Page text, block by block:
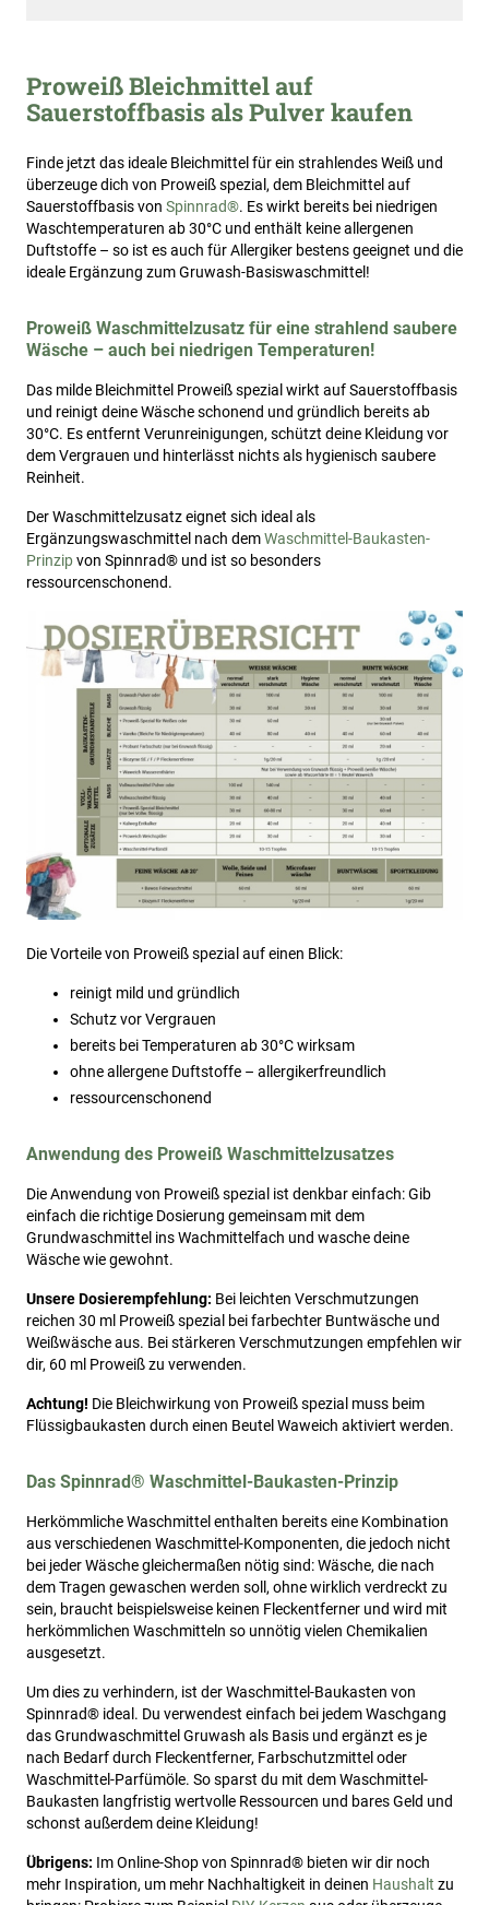
Proweiß Bleichmittel auf
Sauerstoffbasis als Pulver kaufen
Finde jetzt das ideale Bleichmittel für ein strahlendes Weiß und
überzeuge dich von Proweiß spezial, dem Bleichmittel auf
Sauerstoffbasis von Spinnrad®. Es wirkt bereits bei niedrigen
Waschtemperaturen ab 30°C und enthält keine allergenen
Duftstoffe – so ist es auch für Allergiker bestens geeignet und die
ideale Ergänzung zum Gruwash-Basiswaschmittel!
Proweiß Waschmittelzusatz für eine strahlend saubere
Wäsche – auch bei niedrigen Temperaturen!
Das milde Bleichmittel Proweiß spezial wirkt auf Sauerstoffbasis
und reinigt deine Wäsche schonend und gründlich bereits ab
30°C. Es entfernt Verunreinigungen, schützt deine Kleidung vor
dem Vergrauen und hinterlässt nichts als hygienisch saubere
Reinheit.
Der Waschmittelzusatz eignet sich ideal als
Ergänzungswaschmittel nach demWaschmittel-Baukasten-
Prinzipvon Spinnrad® und ist so besonders
ressourcenschonend.
Die Vorteile von Proweiß spezial auf einen Blick:
reinigt mild und gründlich
Schutz vor Vergrauen
bereits bei Temperaturen ab 30°C wirksam
ohne allergene Duftstoffe – allergikerfreundlich
ressourcenschonend
Anwendung des Proweiß Waschmittelzusatzes
Die Anwendung von Proweiß spezial ist denkbar einfach: Gib
einfach die richtige Dosierung gemeinsam mit dem
Grundwaschmittel ins Wachmittelfach und wasche deine
Wäsche wie gewohnt.
Unsere Dosierempfehlung: Bei leichten Verschmutzungen
reichen 30 ml Proweiß spezial bei farbechter Buntwäsche und
Weißwäsche aus. Bei stärkeren Verschmutzungen empfehlen wir
dir, 60 ml Proweiß zu verwenden.
Achtung! Die Bleichwirkung von Proweiß spezial muss beim
Flüssigbaukasten durch einen Beutel Waweich aktiviert werden.
Das Spinnrad® Waschmittel-Baukasten-Prinzip
Herkömmliche Waschmittel enthalten bereits eine Kombination
aus verschiedenen Waschmittel-Komponenten, die jedoch nicht
bei jeder Wäsche gleichermaßen nötig sind: Wäsche, die nach
dem Tragen gewaschen werden soll, ohne wirklich verdreckt zu
sein, braucht beispielsweise keinen Fleckentferner und wird mit
herkömmlichen Waschmitteln so unnötig vielen Chemikalien
ausgesetzt.
Um dies zu verhindern, ist der Waschmittel-Baukasten von
Spinnrad® ideal. Du verwendest einfach bei jedem Waschgang
das Grundwaschmittel Gruwash als Basis und ergänzt es je
nach Bedarf durch Fleckentferner, Farbschutzmittel oder
Waschmittel-Parfümöle. So sparst du mit dem Waschmittel-
Baukasten langfristig wertvolle Ressourcen und bares Geld und
schonst außerdem deine Kleidung!
Übrigens: Im Online-Shop von Spinnrad® bieten wir dir noch
mehr Inspiration, um mehr Nachhaltigkeit in deinen Haushalt zu